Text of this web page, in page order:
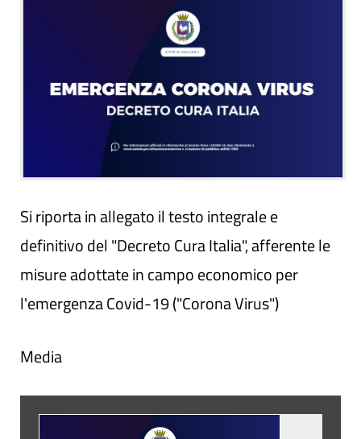
Si riporta in allegato il testo integrale e
definitivo del "Decreto Cura Italia", afferente le
misure adottate in campo economico per
l'emergenza Covid-19 ("Corona Virus")
Media